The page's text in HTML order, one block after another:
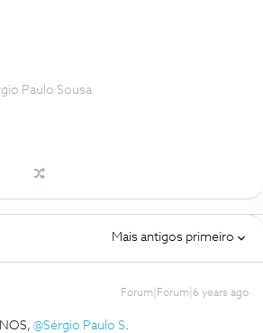
Paulo Sousa
Mais antigos primeiro
Forum|Forum|6 years ago
@Sérgio Paulo S.